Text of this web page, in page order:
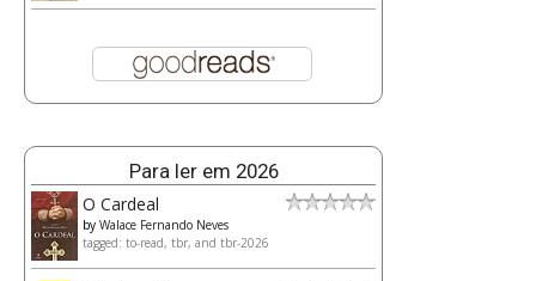
Para ler em 2026
O Cardeal
by Walace Fernando Neves
tagged: to-read, tbr, and tbr-2026